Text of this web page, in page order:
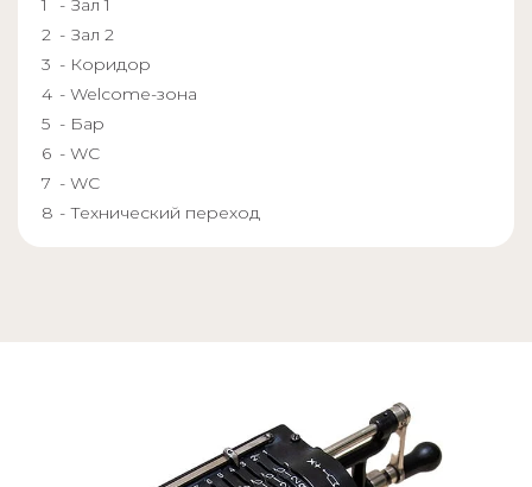
- Зал 1
- Зал 2
- Коридор
- Welcome-зона
- Бар
- WC
- WC
- Технический переход